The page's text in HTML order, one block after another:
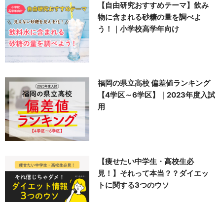
【自由研究おすすめテーマ】飲み
物に含まれる砂糖の量を調べよ
う！｜小学校高学年向け
福岡の県立高校 偏差値ランキング
【4学区～6学区】｜2023年度入試
用
【痩せたい中学生・高校生必
見！】それって本当？？ダイエッ
トに関する3つのウソ